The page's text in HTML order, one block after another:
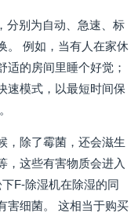
分别为自动、急速、标
。 例如，当有人在家休
适的房间里睡个好觉；
速模式，以最短时间保
，除了霉菌，还会滋生
，这些有害物质会进入
F-除湿机在除湿的同
害细菌。 这相当于购买